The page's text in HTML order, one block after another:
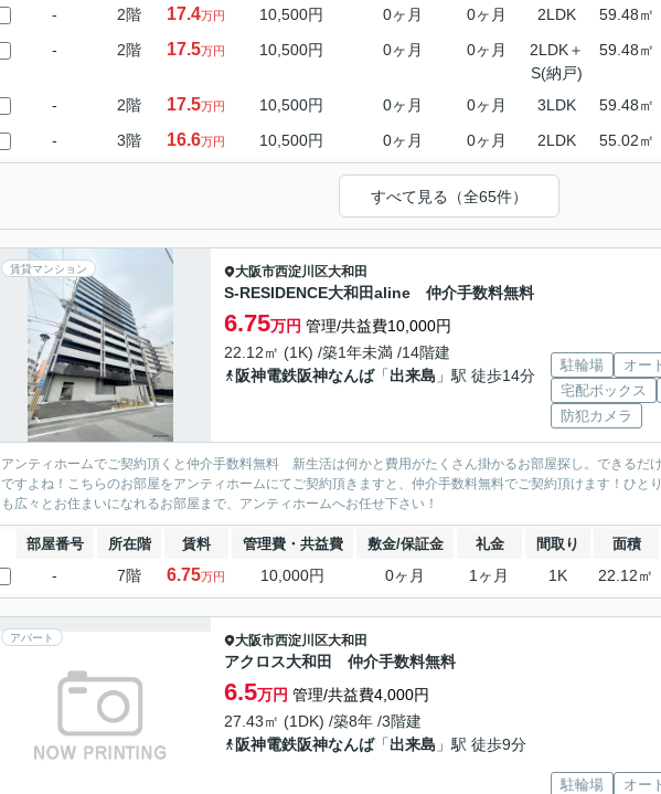
- 2階 17.4万円 10,500円 0ヶ月 0ヶ月 2LDK 59.48㎡
- 2階 17.5万円 10,500円 0ヶ月 0ヶ月
2LDK＋
S(納戸)
59.48㎡
- 2階 17.5万円 10,500円 0ヶ月 0ヶ月 3LDK 59.48㎡
- 3階 16.6万円 10,500円 0ヶ月 0ヶ月 2LDK 55.02㎡
すべて見る（全65件）
賃貸マンション 大阪市西淀川区大和田
S-RESIDENCE大和田aline 仲介手数料無料
6.75万円 管理/共益費10,000円
22.12㎡ (1K) /築1年未満 /14階建
阪神電鉄阪神なんば「出来島 」駅 徒歩14分
駐輪場 オー
宅配ボックス
防犯カメラ
アンティホームでご契約頂くと仲介手数料無料 新生活は何かと費用がたくさん掛かるお部屋探し。できるだ
ですよね！こちらのお部屋をアンティホームにてご契約頂きますと、仲介手数料無料でご契約頂けます！ひと
も広々とお住まいになれるお部屋まで、アンティホームへお任せ下さい！
部屋番号 所在階 賃料 管理費・共益費 敷金/保証金 礼金 間取り 面積
- 7階 6.75万円 10,000円 0ヶ月 1ヶ月 1K 22.12㎡
アパート 大阪市西淀川区大和田
アクロス大和田 仲介手数料無料
6.5万円 管理/共益費4,000円
27.43㎡ (1DK) /築8年 /3階建
阪神電鉄阪神なんば「出来島 」駅 徒歩9分
駐輪場 オー